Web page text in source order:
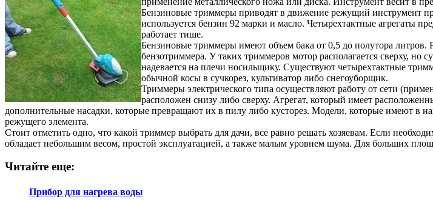
Бензиновые триммеры приводят в движение режущий инструмент
используется бензин 92 марки и масло. Четырехтактные агрегаты
работает тише.
Бензиновые триммеры имеют объем бака от 0,5 до полутора литров.
бензотриммера. У таких триммеров мотор располагается сверху,
надевается на плечи носильщику. Существуют четырехтактные
обычной косы в сучкорез, культиватор либо снегоуборщик.
Триммеры электрического типа осуществляют работу от сети
расположен снизу либо сверху. Агрегат, который имеет
дополнительные насадки, которые превращают их в пилу либо кусторез. Модели, которые имеют
режущего элемента.
Стоит отметить одно, что какой триммер выбрать для дачи, все равно решать хозяевам. Если
обладает небольшим весом, простой эксплуатацией, а также малым уровнем шума. Для больших
Читайте еще:
Прибор для нагрева воды